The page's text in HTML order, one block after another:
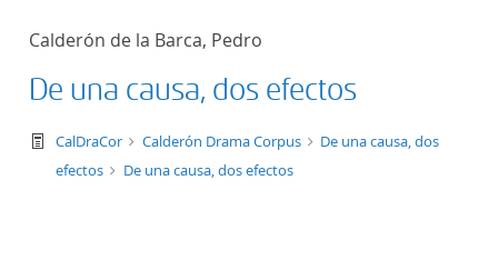
Calderón de la Barca, Pedro
De una causa, dos efectos
text/tg.work+xml
CalDraCor Calderón Drama Corpus
De una causa, dos
efectos
De una causa, dos efectos